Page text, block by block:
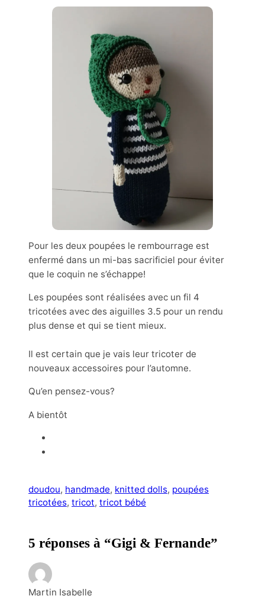
Pour les deux poupées le rembourrage est
enfermé dans un mi-bas sacrificiel pour éviter
que le coquin ne s’échappe!
Les poupées sont réalisées avec un fil 4
tricotées avec des aiguilles 3.5 pour un rendu
plus dense et qui se tient mieux.
Il est certain que je vais leur tricoter de
nouveaux accessoires pour l’automne.
Qu’en pensez-vous?
A bientôt
doudou, handmade, knitted dolls, poupées
tricotées, tricot, tricot bébé
5 réponses à “Gigi & Fernande”
Martin Isabelle